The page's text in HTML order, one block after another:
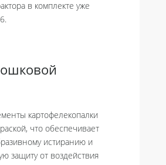
в комплекте уже
картофелекопалки
что обеспечивает
истиранию и
защиту от воздействия